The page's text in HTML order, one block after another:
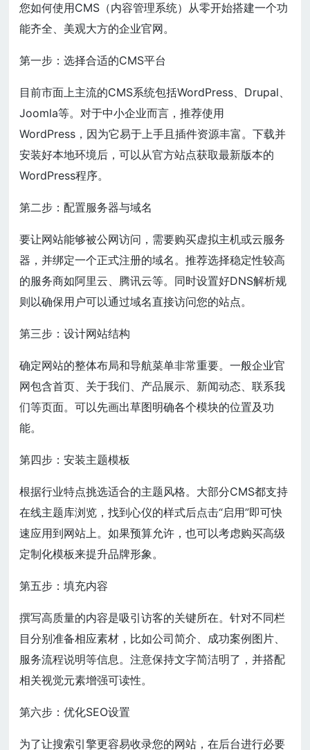
您如何使用CMS（内容管理系统）从零开始搭建一个功
能齐全、美观大方的企业官网。
第一步：选择合适的CMS平台
目前市面上主流的CMS系统包括WordPress、Drupal、
Joomla等。对于中小企业而言，推荐使用
WordPress，因为它易于上手且插件资源丰富。下载并
安装好本地环境后，可以从官方站点获取最新版本的
WordPress程序。
第二步：配置服务器与域名
要让网站能够被公网访问，需要购买虚拟主机或云服务
器，并绑定一个正式注册的域名。推荐选择稳定性较高
的服务商如阿里云、腾讯云等。同时设置好DNS解析规
则以确保用户可以通过域名直接访问您的站点。
第三步：设计网站结构
确定网站的整体布局和导航菜单非常重要。一般企业官
网包含首页、关于我们、产品展示、新闻动态、联系我
们等页面。可以先画出草图明确各个模块的位置及功
能。
第四步：安装主题模板
根据行业特点挑选适合的主题风格。大部分CMS都支持
在线主题库浏览，找到心仪的样式后点击“启用”即可快
速应用到网站上。如果预算允许，也可以考虑购买高级
定制化模板来提升品牌形象。
第五步：填充内容
撰写高质量的内容是吸引访客的关键所在。针对不同栏
目分别准备相应素材，比如公司简介、成功案例图片、
服务流程说明等信息。注意保持文字简洁明了，并搭配
相关视觉元素增强可读性。
第六步：优化SEO设置
为了让搜索引擎更容易收录您的网站，在后台进行必要